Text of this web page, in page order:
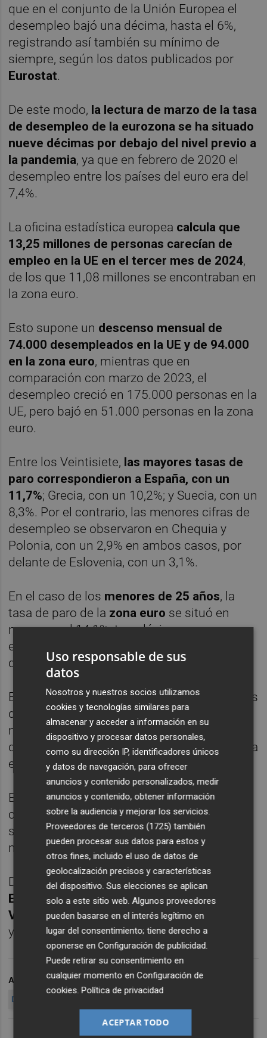
que en el conjunto de la Unión Europea el
desempleo bajó una décima, hasta el 6%,
registrando así también su mínimo de
siempre, según los datos publicados por
Eurostat.
De este modo, la lectura de marzo de la tasa
de desempleo de la eurozona se ha situado
nueve décimas por debajo del nivel previo a
la pandemia, ya que en febrero de 2020 el
desempleo entre los países del euro era del
7,4%.
La oficina estadística europea calcula que
13,25 millones de personas carecían de
empleo en la UE en el tercer mes de 2024,
de los que 11,08 millones se encontraban en
la zona euro.
Esto supone un descenso mensual de
74.000 desempleados en la UE y de 94.000
en la zona euro, mientras que en
comparación con marzo de 2023, el
desempleo creció en 175.000 personas en la
UE, pero bajó en 51.000 personas en la zona
euro.
Entre los Veintisiete, las mayores tasas de
paro correspondieron a España, con un
11,7%; Grecia, con un 10,2%; y Suecia, con un
8,3%. Por el contrario, las menores cifras de
desempleo se observaron en Chequia y
Polonia, con un 2,9% en ambos casos, por
delante de Eslovenia, con un 3,1%.
En el caso de los menores de 25 años, la
tasa de paro de la zona euro se situó en
marzo en el 14,1%, tres décimas menos que
el mes anterior, mientras que en el conjunto
de la
UE fue del 14,6%, una décima menos.
En términos absolutos, el número de jóvenes
desempleados en la UE alcanzó en el tercer
mes del año los 2,85 millones de personas,
de los que 2,2,25 millones correspondían a la
eurozona.
En el caso de España, en marzo de 2024 se
contabilizaron 2,854 millones de personas
sin empleo, de las cuales 480.000 eran
menores de 25 años.
De esta forma,la tasa de paro de juvenil de
España fue del 27,2%, la más alta entre los
Veintisiete, por delante del 24,2% de Suecia
y del 22,3% de Portugal.
ARCHIVADO EN EUROZONA UNIÓN EUROPEA
DESEMPLEO
Uso responsable de sus
datos
Nosotros y nuestros socios utilizamos
cookies y tecnologías similares para
almacenar y acceder a información en su
dispositivo y procesar datos personales,
como su dirección IP, identificadores únicos
y datos de navegación, para ofrecer
anuncios y contenido personalizados, medir
anuncios y contenido, obtener información
sobre la audiencia y mejorar los servicios.
Proveedores de terceros (1725) también
pueden procesar sus datos para estos y
otros fines, incluido el uso de datos de
geolocalización precisos y características
del dispositivo. Sus elecciones se aplican
solo a este sitio web. Algunos proveedores
pueden basarse en el interés legítimo en
lugar del consentimiento; tiene derecho a
oponerse enConfiguración de publicidad.
Puede retirar su consentimiento en
cualquier momento enConfiguración de
cookies.Política de privacidad
ACEPTAR TODO